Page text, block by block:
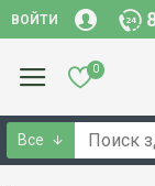
ВОЙТИ
0
Все